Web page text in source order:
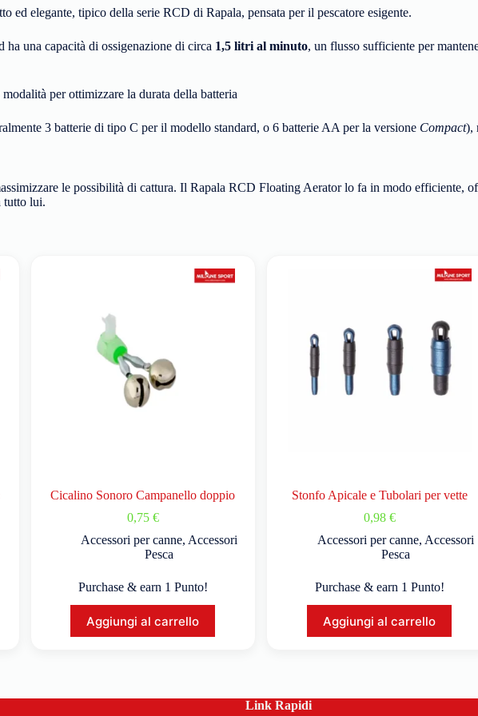
ed elegante, tipico della serie RCD di Rapala, pensata per il pescatore esigente.
ha una capacità di ossigenazione di circa 1,5 litri al minuto, un flusso sufficiente per
per ottimizzare la durata della batteria
3 batterie di tipo C per il modello standard, o 6 batterie AA per la versione Compact),
le possibilità di cattura. Il Rapala RCD Floating Aerator lo fa in modo efficiente,
tutto lui.
Cicalino Sonoro Campanello doppio
0,75 €
Accessori per canne, Accessori
Pesca
Purchase & earn 1 Punto!
Aggiungi al carrello
Stonfo Apicale e Tubolari per vette
0,98 €
Accessori per canne, Accessori
Pesca
Purchase & earn 1 Punto!
Aggiungi al carrello
Link Rapidi